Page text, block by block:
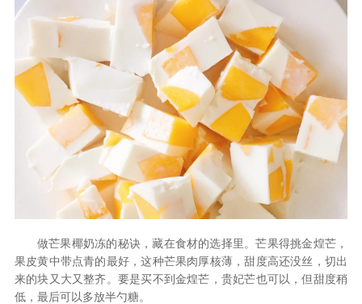
做芒果椰奶冻的秘诀，藏在食材的选择里。芒果得挑金煌芒，
果皮黄中带点青的最好，这种芒果肉厚核薄，甜度高还没丝，切出
来的块又大又整齐。要是买不到金煌芒，贵妃芒也可以，但甜度稍
低，最后可以多放半勺糖。